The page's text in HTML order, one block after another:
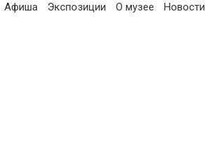
Афиша Экспозиции О музее Новости